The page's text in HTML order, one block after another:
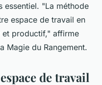
essentiel. "La méthode
espace de travail en
et productif," affirme
Magie du Rangement.
de travail